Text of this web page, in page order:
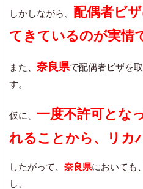
しかしながら、 配偶者ビ
てきているのが実情
また、 奈良県で配偶者ビザを
す。
仮に、 一度不許可とな
れることから、
リカ
したがって、 奈良県においても
し、